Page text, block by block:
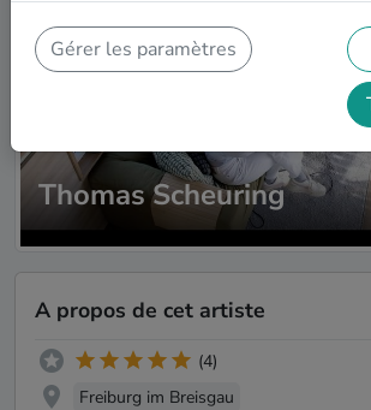
Thomas Scheuring
A propos de cet artiste
(4)
Freiburg im Breisgau
Gérer les paramètres